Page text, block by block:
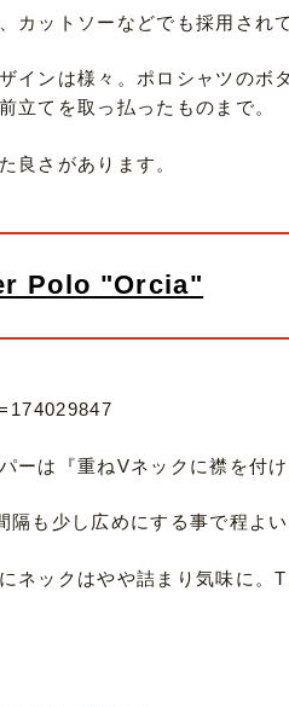
カットソーなどでも採用され
インは様々。ポロシャツのボ
立てを取っ払ったものまで。
良さがあります。
Polo "Orcia"
ーは『重ねVネックに襟を付
も少し広めにする事で程よ
ネックはやや詰まり気味に。